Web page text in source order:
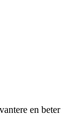
en beter